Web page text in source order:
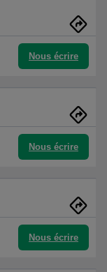
Nous écrire
Nous écrire
Nous écrire